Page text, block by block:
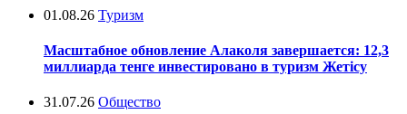
01.08.26 Туризм
Масштабное обновление Алаколя завершается: 12,3
миллиарда тенге инвестировано в туризм Жетісу
31.07.26 Общество